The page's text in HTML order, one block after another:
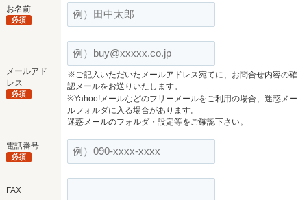
お名前
必須
メールアド
レス
必須
※ご記入いただいたメールアドレス宛てに、お問合せ内容の確
認メールをお送りいたします。
※Yahoo!メールなどのフリーメールをご利用の場合、迷惑メー
ルフォルダに入る場合があります。
迷惑メールのフォルダ・設定等をご確認下さい。
電話番号
必須
FAX